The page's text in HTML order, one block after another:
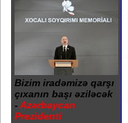
Bizim iradəmizə qarşı
çıxanın başı əziləcək
- Azərbaycan
Prezidenti